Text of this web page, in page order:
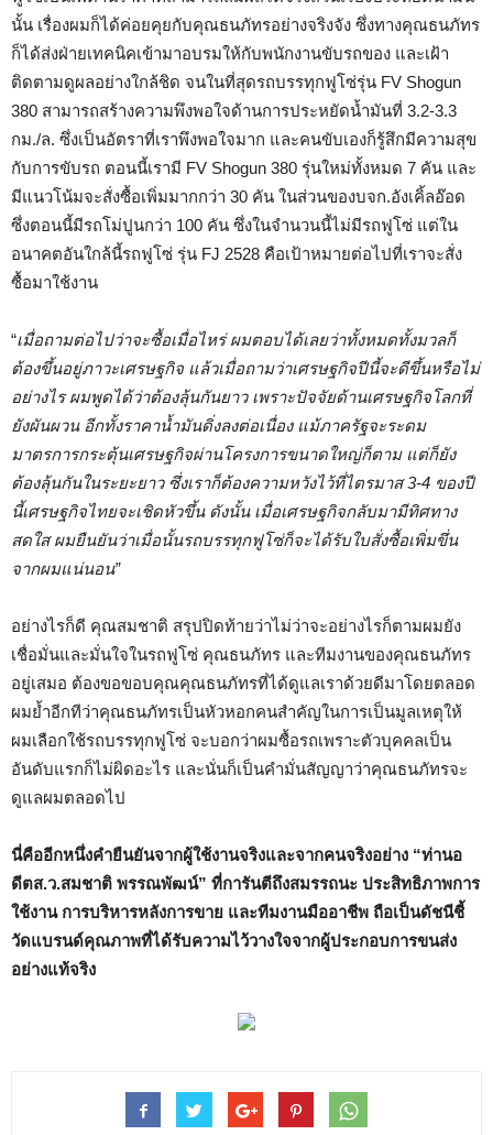
นั้น เรื่องผมก็ได้ค่อยคุยกับคุณธนภัทรอย่างจริงจัง ซึ่งทางคุณธนภัทร
ก็ได้ส่งฝ่ายเทคนิคเข้ามาอบรมให้กับพนักงานขับรถของ และเฝ้า
ติดตามดูผลอย่างใกล้ชิด จนในที่สุดรถบรรทุกฟูโซ่รุ่น FV Shogun
380 สามารถสร้างความพึงพอใจด้านการประหยัดน้ำมันที่ 3.2-3.3
กม./ล. ซึ่งเป็นอัตราที่เราพึงพอใจมาก และคนขับเองก็รู้สึกมีความสุข
กับการขับรถ ตอนนี้เรามี FV Shogun 380 รุ่นใหม่ทั้งหมด 7 คัน และ
มีแนวโน้มจะสั่งซื้อเพิ่มมากกว่า 30 คัน ในส่วนของบจก.อังเคิ้ลอ๊อด
ซึ่งตอนนี้มีรถโม่ปูนกว่า 100 คัน ซึ่งในจำนวนนี้ไม่มีรถฟูโซ่ แต่ใน
อนาคตอันใกล้นี้รถฟูโซ่ รุ่น FJ 2528 คือเป้าหมายต่อไปที่เราจะสั่ง
ซื้อมาใช้งาน
“เมื่อถามต่อไปว่าจะซื้อเมื่อไหร่ ผมตอบได้เลยว่าทั้งหมดทั้งมวลก็
ต้องขึ้นอยู่ภาวะเศรษฐกิจ แล้วเมื่อถามว่าเศรษฐกิจปีนี้จะดีขึ้นหรือไม่
อย่างไร ผมพูดได้ว่าต้องลุ้นกันยาว เพราะปัจจัยด้านเศรษฐกิจโลกที่
ยังผันผวน อีกทั้งราคาน้ำมันดิ่งลงต่อเนื่อง แม้ภาครัฐจะระดม
มาตรการกระตุ้นเศรษฐกิจผ่านโครงการขนาดใหญ่ก็ตาม แต่ก็ยัง
ต้องลุ้นกันในระยะยาว ซึ่งเราก็ต้องความหวังไว้ที่ไตรมาส 3-4 ของปี
นี้เศรษฐกิจไทยจะเชิดหัวขึ้น ดังนั้น เมื่อเศรษฐกิจกลับมามีทิศทาง
สดใส ผมยืนยันว่าเมื่อนั้นรถบรรทุกฟูโซ่ก็จะได้รับใบสั่งซื้อเพิ่มขึ่น
จากผมแน่นอน”
อย่างไรก็ดี คุณสมชาติ สรุปปิดท้ายว่าไม่ว่าจะอย่างไรก็ตามผมยัง
เชื่อมั่นและมั่นใจในรถฟูโซ่ คุณธนภัทร และทีมงานของคุณธนภัทร
อยู่เสมอ ต้องขอขอบคุณคุณธนภัทรที่ได้ดูแลเราด้วยดีมาโดยตลอด
ผมย้ำอีกทีว่าคุณธนภัทรเป็นหัวหอกคนสำคัญในการเป็นมูลเหตุให้
ผมเลือกใช้รถบรรทุกฟูโซ่ จะบอกว่าผมซื้อรถเพราะตัวบุคคลเป็น
อันดับแรกก็ไม่ผิดอะไร และนั่นก็เป็นคำมั่นสัญญาว่าคุณธนภัทรจะ
ดูแลผมตลอดไป
นี่คืออีกหนึ่งคำยืนยันจากผู้ใช้งานจริงและจากคนจริงอย่าง “ท่านอ
ดีตส.ว.สมชาติ พรรณพัฒน์” ที่การันตีถึงสมรรถนะ ประสิทธิภาพการ
ใช้งาน การบริหารหลังการขาย และทีมงานมืออาชีพ ถือเป็นดัชนีชี้
วัดแบรนด์คุณภาพที่ได้รับความไว้วางใจจากผู้ประกอบการขนส่ง
อย่างแท้จริง